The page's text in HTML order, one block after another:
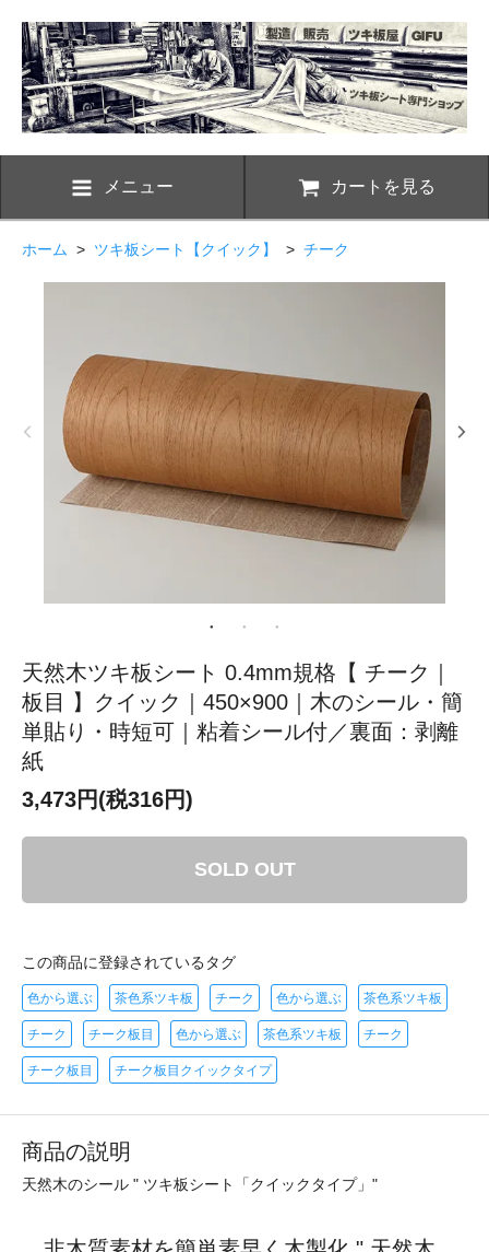
メニュー カートを見る
ホーム > ツキ板シート【クイック】 > チーク
天然木ツキ板シート 0.4mm規格【 チーク｜
板目 】クイック｜450×900｜木のシール・簡
単貼り・時短可｜粘着シール付／裏面：剥離
紙
3,473円(税316円)
SOLD OUT
この商品に登録されているタグ
色から選ぶ 茶色系ツキ板 チーク 色から選ぶ 茶色系ツキ板
チーク チーク板目 色から選ぶ 茶色系ツキ板 チーク
チーク板目 チーク板目クイックタイプ
商品の説明
天然木のシール " ツキ板シート「クイックタイプ」"